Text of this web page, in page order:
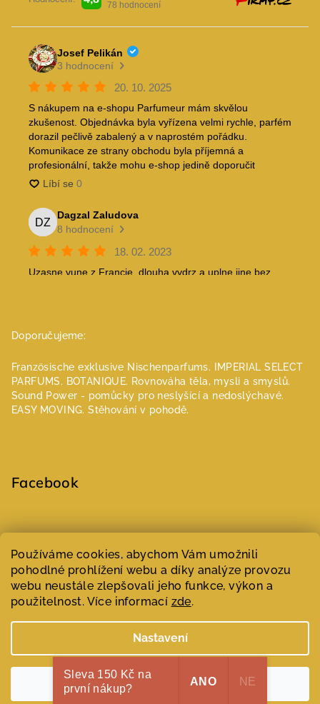
Používáme cookies, abychom Vám umožnili
pohodlné prohlížení webu a díky analýze provozu
webu neustále zlepšovali jeho funkce, výkon a
použitelnost. Více informací zde.
Nastavení
Souhlasím
Doporučujeme:
Französische exklusive Nischenparfums.
IMPERIAL SELECT
PARFUMS. BOTANIQUE. Rovnováha těla, mysli a smyslů.
Sound Power - pomůcky pro neslyšící a nedoslýchavé.
EASY MOVING. Stěhování v pohodě.
Facebook
Copyright 2026Parfumeur | Niche parfémy . Všechna práva
vyhrazena.Upravit nastavení cookies
Sleva 150 Kč na
první nákup?
ANO NE